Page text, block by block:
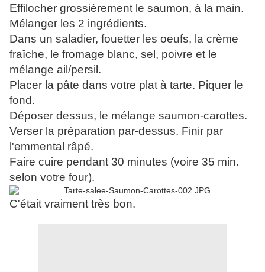
Effilocher grossièrement le saumon, à la main.
Mélanger les 2 ingrédients.
Dans un saladier, fouetter les oeufs, la crème
fraîche, le fromage blanc, sel, poivre et le
mélange ail/persil.
Placer la pâte dans votre plat à tarte. Piquer le
fond.
Déposer dessus, le mélange saumon-carottes.
Verser la préparation par-dessus. Finir par
l'emmental râpé.
Faire cuire pendant 30 minutes (voire 35 min.
selon votre four).
C'était vraiment très bon.